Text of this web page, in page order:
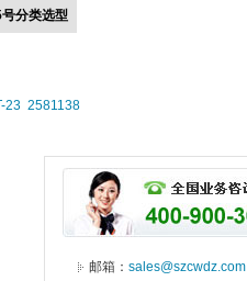
号分类选型
23 2581138
邮箱： sales@szcwdz.com